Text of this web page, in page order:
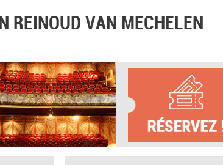
REINOUD VAN MECHELEN